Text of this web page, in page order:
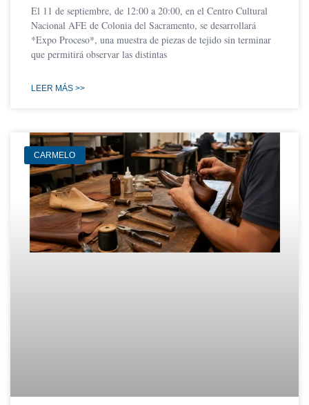
El 11 de septiembre, de 12:00 a 20:00, en el Centro Cultural
Nacional AFE de Colonia del Sacramento, se desarrollará
*Expo Proceso*, una muestra de piezas de tejido sin terminar
que permitirá observar las distintas
LEER MÁS >>
CARMELO